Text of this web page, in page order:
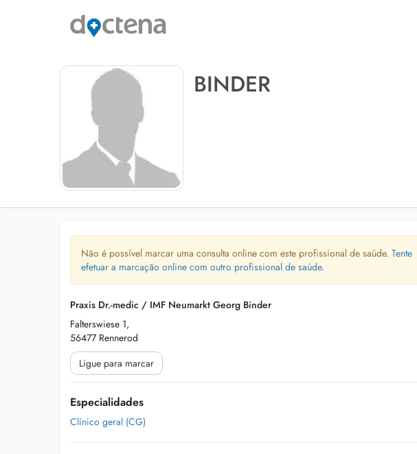
BINDER
Não é possível marcar uma consulta online com este profissional de saúde. Tente
efetuar a marcação online com outro profissional de saúde.
Praxis Dr.-medic / IMF Neumarkt Georg Binder
Falterswiese 1,
56477 Rennerod
Ligue para marcar
Especialidades
Clínico geral (CG)